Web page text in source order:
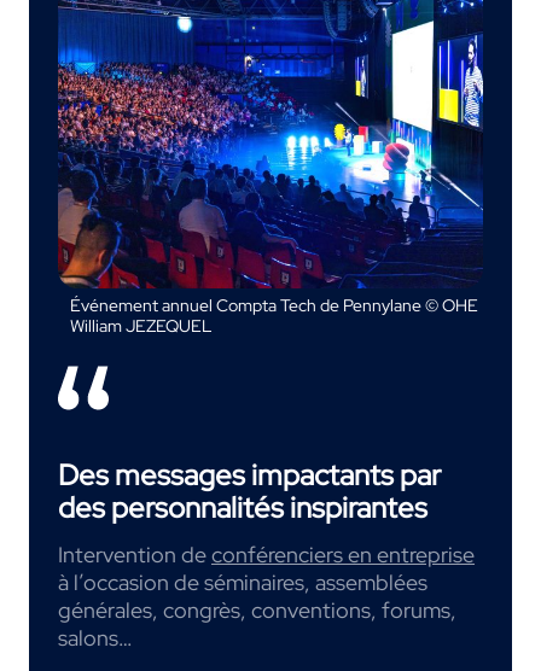
Événement annuel Compta Tech de Pennylane © OHE
William JEZEQUEL
Des messages impactants par
des personnalités inspirantes
Intervention deconférenciers en entreprise
à l’occasion de séminaires, assemblées
générales, congrès, conventions, forums,
salons…